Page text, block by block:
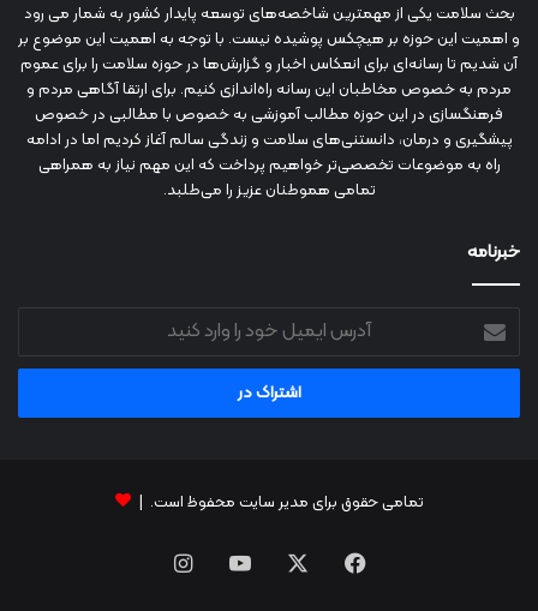
بحث سلامت یکی از مهمترین شاخصه‌های توسعه پایدار کشور به شمار می رود
و اهمیت این حوزه بر هیچکس پوشیده نیست. با توجه به اهمیت این موضوع بر
آن شدیم تا رسانه‌ای برای انعکاس اخبار و گزارش‌ها در حوزه سلامت را برای عموم
مردم به خصوص مخاطبان این رسانه راه‌اندازی کنیم. برای ارتقا آگاهی مردم و
فرهنگسازی در این حوزه مطالب آموزشی به خصوص با مطالبی در خصوص
پیشگیری و درمان، دانستنی‌های سلامت و زندگی سالم آغاز کردیم اما در ادامه
راه به موضوعات تخصصی‌تر خواهیم پرداخت که این مهم نیاز به همراهی
تمامی هموطنان عزیز را می‌طلبد.
خبرنامه
آدرس
ایمیل
خود
وارد
تمامی حقوق برای مدیر سایت محفوظ است. |
فیس
یوتیوب